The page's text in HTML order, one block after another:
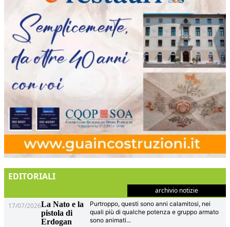
EDITORIALI
archivio notizie
17/07/2026La Nato e la
pistola di
Erdogan
Purtroppo, questi sono anni calamitosi, nei
quali più di qualche potenza e gruppo armato
sono animati...